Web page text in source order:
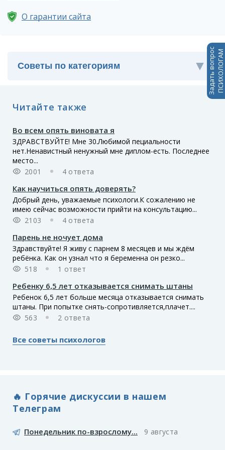
О гарантии сайта
Читайте также
Во всем опять виновата я
ЗДРАВСТВУЙТЕ! Мне 30.Любимой пециальности
нет.Ненавистный ненужный мне диплом-есть. Последнее
место...
2001
4 ответа
Как научиться опять доверять?
Добрый день, уважаемые психологи.К сожалению не
имею сейчас возможности прийти на консультацию...
2103
4 ответа
Парень не ночует дома
Здравствуйте! Я живу с парнем 8 месяцев и мы ждём
ребёнка. Как он узнал что я беременна он резко...
518
1 ответ
Ребенку 6,5 лет отказывается снимать штаны
Ребенок 6,5 лет больше месяца отказывается снимать
штаны. При попытке снять-сопротивляется,плачет....
563
2 ответа
Все советы психологов
🔥 Горячие дискуссии в нашем
Телеграм
Понедельник по-взрослому... 9 августа
Задать вопросПСИХОЛОГАМ